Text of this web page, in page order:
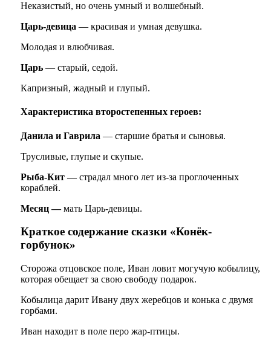
Неказистый, но очень умный и волшебный.
Царь-девица — красивая и умная девушка.
Молодая и влюбчивая.
Царь— старый, седой.
Капризный, жадный и глупый.
Характеристика второстепенных героев:
Данила и Гаврила — старшие братья и сыновья.
Трусливые, глупые и скупые.
Рыба-Кит —страдал много лет из-за проглоченных
кораблей.
Месяц —мать Царь-девицы.
Краткое содержание сказки «Конёк-
горбунок»
Сторожа отцовское поле, Иван ловит могучую кобылицу,
которая обещает за свою свободу подарок.
Кобылица дарит Ивану двух жеребцов и конька с двумя
горбами.
Иван находит в поле перо жар-птицы.